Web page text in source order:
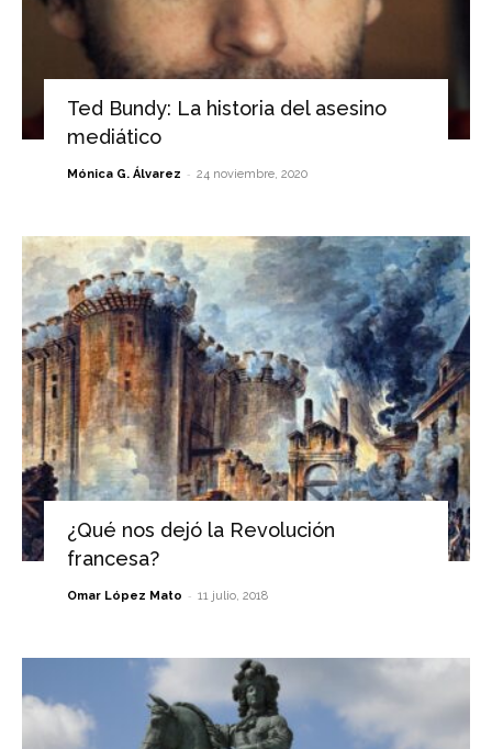
Ted Bundy: La historia del asesino
mediático
Mónica G. Álvarez - 24 noviembre, 2020
¿Qué nos dejó la Revolución
francesa?
Omar López Mato - 11 julio, 2018